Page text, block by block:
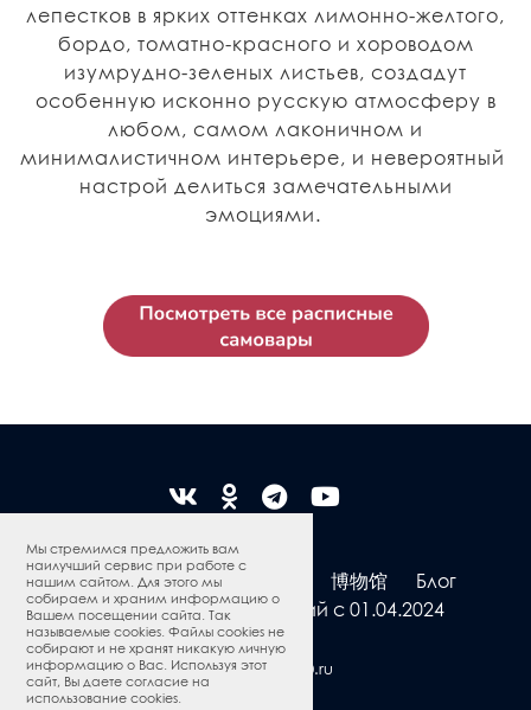
лепестков в ярких оттенках лимонно-желтого,
бордо, томатно-красного и хороводом
изумрудно-зеленых листьев, создадут
особенную исконно русскую атмосферу в
любом, самом лаконичном и
минималистичном интерьере, и невероятный
настрой делиться замечательными
эмоциями.
若斯托沃彩绘 博物馆
Блог
Программа привилегий с 01.04.2024
Сделано в QS50.ru
Мы стремимся предложить вам
наилучший сервис при работе с
нашим сайтом. Для этого мы
собираем и храним информацию о
Вашем посещении сайта. Так
называемые cookies. Файлы cookies не
собирают и не хранят никакую личную
информацию о Вас. Используя этот
сайт, Вы даете согласие на
использование cookies.